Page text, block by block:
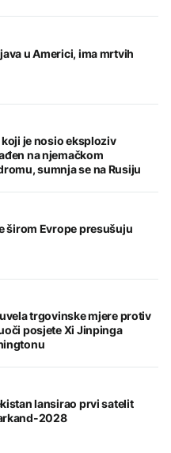
u Americi, ima mrtvih
je nosio eksploziv
na njemačkom
sumnja se na Rusiju
širom Evrope presušuju
trgovinske mjere protiv
posjete Xi Jinpinga
lansirao prvi satelit
2028